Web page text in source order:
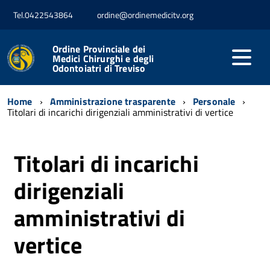
Tel.0422543864 ordine@ordinemedicitv.org
Ordine Provinciale dei
Medici Chirurghi e degli
Odontoiatri di Treviso
Home Amministrazione trasparente Personale
Titolari di incarichi dirigenziali amministrativi di vertice
Titolari di incarichi
dirigenziali
amministrativi di
vertice